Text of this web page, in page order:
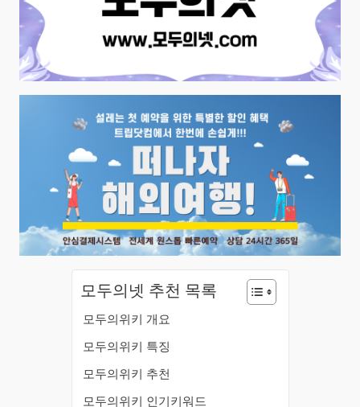
모두의넷 추천 목록
모두의위키 개요
모두의위키 특징
모두의위키 추천
모두의위키 인기키워드